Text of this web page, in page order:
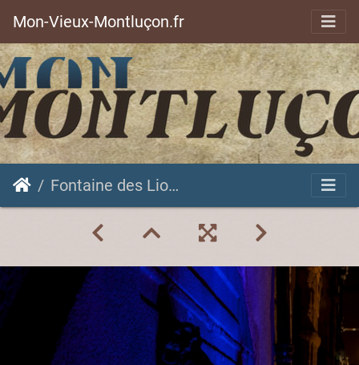
Mon-Vieux-Montluçon.fr
Fontaine des Lions